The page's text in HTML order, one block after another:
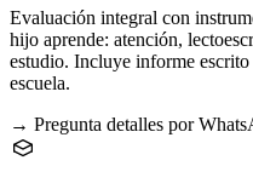
Evaluación integral con
hijo aprende: atención,
estudio. Incluye informe
escuela.
→ Pregunta detalles por